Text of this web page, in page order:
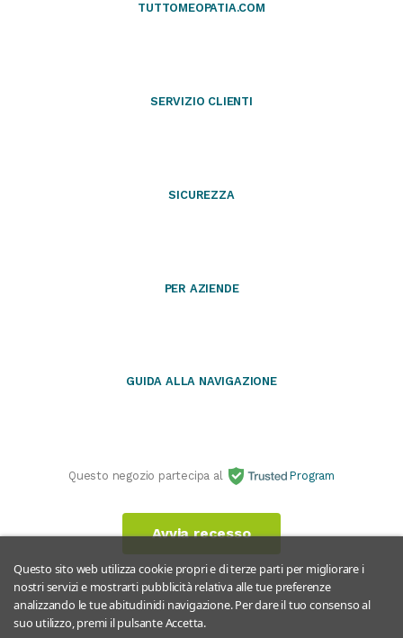
TUTTOMEOPATIA.COM
SERVIZIO CLIENTI
SICUREZZA
PER AZIENDE
GUIDA ALLA NAVIGAZIONE
Questo negozio partecipa al Program
Avvia recesso
Questo sito web utilizza cookie propri e di terze parti per migliorare i
nostri servizi e mostrarti pubblicità relativa alle tue preferenze
analizzando le tue abitudinidi navigazione. Per dare il tuo consenso al
suo utilizzo, premi il pulsante Accetta.